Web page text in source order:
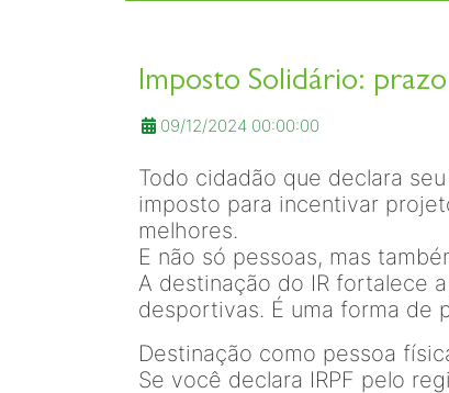
Imposto Solidário:
09/12/2024 00:00:00
Todo cidadão que declara
imposto para incentivar
melhores.
E não só pessoas, mas
A destinação do IR fortalece
desportivas. É uma forma de
Destinação como pessoa
Se você declara IRPF pelo